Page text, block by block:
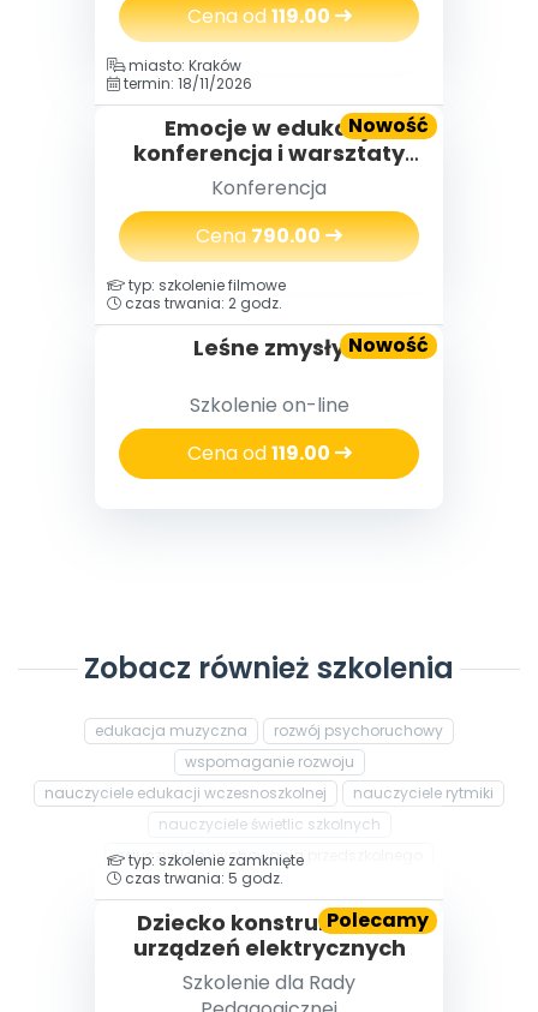
Cena od119.00
Nowość
miasto: Kraków
termin: 18/11/2026
Emocje w edukacji
konferencja i warsztaty
(2 dni) 18-19.11.2026
Konferencja
Cena790.00
Nowość
typ: szkolenie filmowe
czas trwania: 2 godz.
Leśne zmysły
Szkolenie on-line
Cena od119.00
Zobacz również szkolenia
edukacja muzyczna
rozwój psychoruchowy
wspomaganie rozwoju
nauczyciele edukacji wczesnoszkolnej
nauczyciele rytmiki
nauczyciele świetlic szkolnych
nauczyciele wychowania przedszkolnego
Polecamy
typ: szkolenie zamknięte
czas trwania: 5 godz.
Dziecko konstruktorem
urządzeń elektrycznych
Szkolenie dla Rady